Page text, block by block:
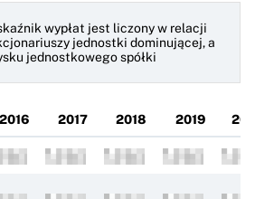
wypłat jest liczony w relacji
jednostki dominującej, a
jednostkowego spółki
2016 2017 2018 2019